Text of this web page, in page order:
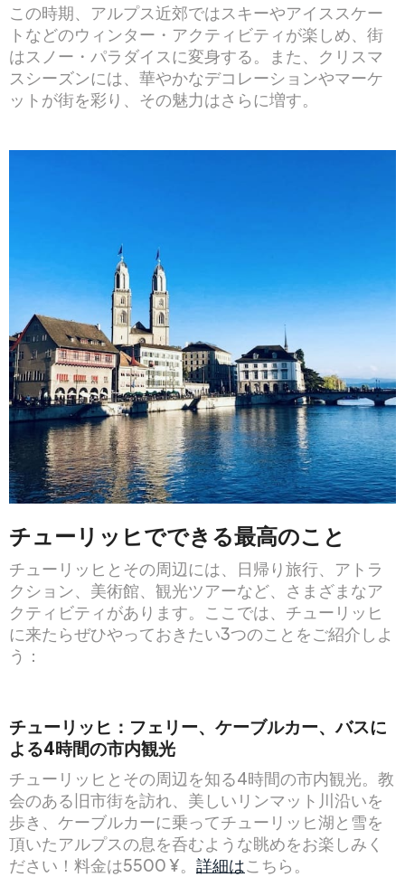
この時期、アルプス近郊ではスキーやアイススケー
トなどのウィンター・アクティビティが楽しめ、街
はスノー・パラダイスに変身する。また、クリスマ
スシーズンには、華やかなデコレーションやマーケ
ットが街を彩り、その魅力はさらに増す。
チューリッヒでできる最高のこと
チューリッヒとその周辺には、日帰り旅行、アトラ
クション、美術館、観光ツアーなど、さまざまなア
クティビティがあります。ここでは、チューリッヒ
に来たらぜひやっておきたい3つのことをご紹介しよ
う：
チューリッヒ：フェリー、ケーブルカー、バスに
よる4時間の市内観光
チューリッヒとその周辺を知る4時間の市内観光。教
会のある旧市街を訪れ、美しいリンマット川沿いを
歩き、ケーブルカーに乗ってチューリッヒ湖と雪を
頂いたアルプスの息を呑むような眺めをお楽しみく
ださい！料金は5500 ¥。 詳細はこちら。